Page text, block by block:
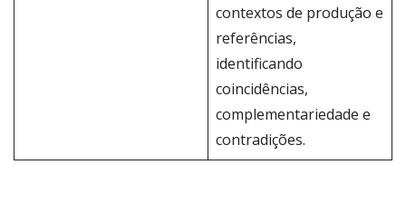
contextos de produção e
referências,
identificando
coincidências,
complementariedade e
contradições.